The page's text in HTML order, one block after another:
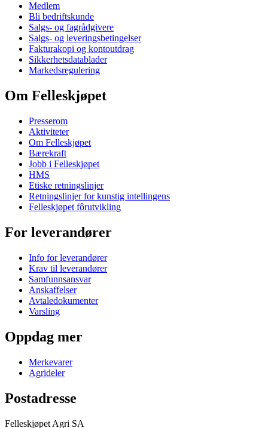
Medlem
Bli bedriftskunde
Salgs- og fagrådgivere
Salgs- og leveringsbetingelser
Fakturakopi og kontoutdrag
Sikkerhetsdatablader
Markedsregulering
Om Felleskjøpet
Presserom
Aktiviteter
Om Felleskjøpet
Bærekraft
Jobb i Felleskjøpet
HMS
Etiske retningslinjer
Retningslinjer for kunstig intellingens
Felleskjøpet fôrutvikling
For leverandører
Info for leverandører
Krav til leverandører
Samfunnsansvar
Anskaffelser
Avtaledokumenter
Varsling
Oppdag mer
Merkevarer
Agrideler
Postadresse
Felleskjøpet Agri SA